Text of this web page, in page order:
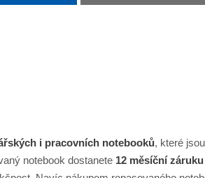
i pracovních notebooků, které
notebook dostanete 12 měsíční záruku